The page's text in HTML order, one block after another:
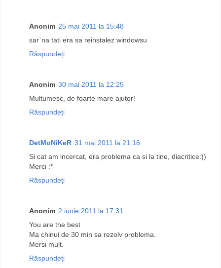
Anonim 25 mai 2011 la 15:48
sar`na tati era sa reinstalez windowsu
Răspundeți
Anonim 30 mai 2011 la 12:25
Multumesc, de foarte mare ajutor!
Răspundeți
DetMoNiKeR 31 mai 2011 la 21:16
Si cat am incercat, era problema ca si la tine, diacritice:))
Merci :*
Răspundeți
Anonim 2 iunie 2011 la 17:31
You are the best
Ma chinui de 30 min sa rezolv problema.
Mersi mult.
Răspundeți